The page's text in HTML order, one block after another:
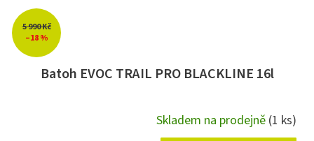
5 990 Kč
–18 %
Batoh EVOC TRAIL PRO BLACKLINE 16l
Skladem na prodejně (1 ks)